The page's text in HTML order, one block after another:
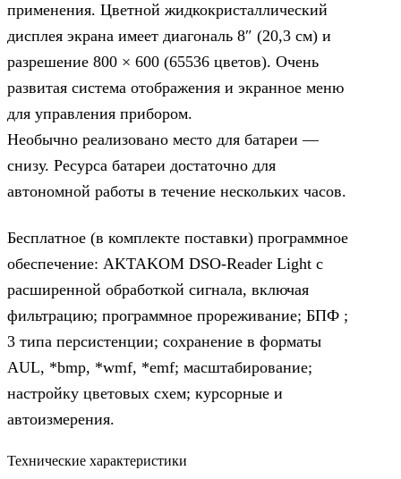
применения. Цветной жидкокристаллический
дисплея экрана имеет диагональ 8″ (20,3 см) и
разрешение 800 × 600 (65536 цветов). Очень
развитая система отображения и экранное меню
для управления прибором.
Необычно реализовано место для батареи —
снизу. Ресурса батареи достаточно для
автономной работы в течение нескольких часов.
Бесплатное (в комплекте поставки) программное
обеспечение: AKTAKOM DSO-Reader Light с
расширенной обработкой сигнала, включая
фильтрацию; программное прореживание; БПФ ;
3 типа персистенции; сохранение в форматы
AUL, *bmp, *wmf, *emf; масштабирование;
настройку цветовых схем; курсорные и
автоизмерения.
Технические характеристики